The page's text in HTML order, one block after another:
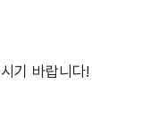
기 바랍니다!